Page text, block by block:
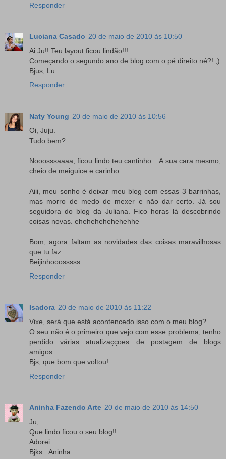
Responder
Luciana Casado 20 de maio de 2010 às 10:50
Ai Ju!! Teu layout ficou lindão!!!
Começando o segundo ano de blog com o pé direito né?! ;)
Bjus, Lu
Responder
Naty Young 20 de maio de 2010 às 10:56
Oi, Juju.
Tudo bem?
Nooosssaaaa, ficou lindo teu cantinho... A sua cara mesmo,
cheio de meiguice e carinho.
Aiii, meu sonho é deixar meu blog com essas 3 barrinhas,
mas morro de medo de mexer e não dar certo. Já sou
seguidora do blog da Juliana. Fico horas lá descobrindo
coisas novas. ehehehehehehehhe
Bom, agora faltam as novidades das coisas maravilhosas
que tu faz.
Beijinhooosssss
Responder
Isadora 20 de maio de 2010 às 11:22
Vixe, será que está acontencedo isso com o meu blog?
O seu não é o primeiro que vejo com esse problema, tenho
perdido várias atualizaççoes de postagem de blogs
amigos...
Bjs, que bom que voltou!
Responder
Aninha Fazendo Arte 20 de maio de 2010 às 14:50
Ju,
Que lindo ficou o seu blog!!
Adorei.
Bjks...Aninha